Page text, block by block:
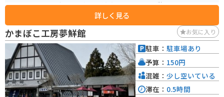
リア、ハーブガーデンズなど施設が充実しており、市民憩いの場となってい
ます。 毎年3月下旬ごろから、野外活動広場の周りを約500本の桜が囲むよう
に咲き誇り、多くの花見客で賑わいを見せます。350台収容できる無料駐車場
もあります。
詳しく見る
かまぼこ工房夢鮮館 お気に入り
駐車： 駐車場あり
予算： 150円
混雑： 少し空いている
滞在： 0.5時間